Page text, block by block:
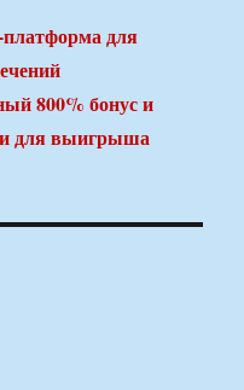
для
800% бонус и
для выигрыша